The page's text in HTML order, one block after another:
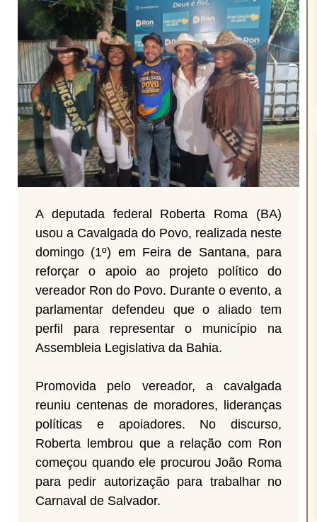
A deputada federal Roberta Roma (BA)
usou a Cavalgada do Povo, realizada neste
domingo (1º) em Feira de Santana, para
reforçar o apoio ao projeto político do
vereador Ron do Povo. Durante o evento, a
parlamentar defendeu que o aliado tem
perfil para representar o município na
Assembleia Legislativa da Bahia.
Promovida pelo vereador, a cavalgada
reuniu centenas de moradores, lideranças
políticas e apoiadores. No discurso,
Roberta lembrou que a relação com Ron
começou quando ele procurou João Roma
para pedir autorização para trabalhar no
Carnaval de Salvador.